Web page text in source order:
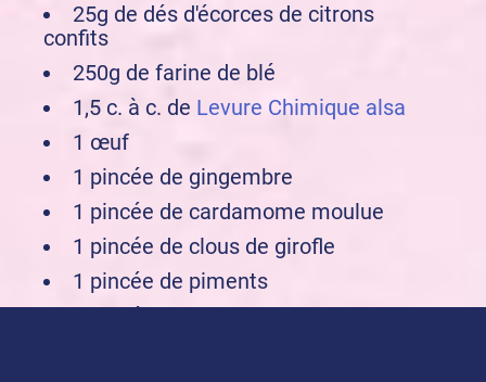
25g de dés d'écorces de citrons
confits
250g de farine de blé
1,5 c. à c. de Levure Chimique alsa
1 œuf
1 pincée de gingembre
1 pincée de cardamome moulue
1 pincée de clous de girofle
1 pincée de piments
1 pincée de poivre blanc